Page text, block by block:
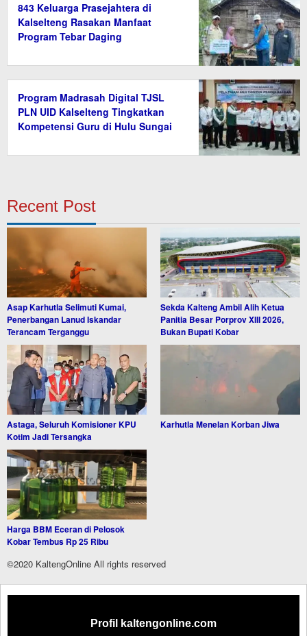
843 Keluarga Prasejahtera di
Kalselteng Rasakan Manfaat
Program Tebar Daging
Program Madrasah Digital TJSL
PLN UID Kalselteng Tingkatkan
Kompetensi Guru di Hulu Sungai
Recent Post
Asap Karhutla Selimuti Kumai,
Penerbangan Lanud Iskandar
Terancam Terganggu
Sekda Kalteng Ambil Alih Ketua
Panitia Besar Porprov XIII 2026,
Bukan Bupati Kobar
Astaga, Seluruh Komisioner KPU
Kotim Jadi Tersangka
Karhutla Menelan Korban Jiwa
Harga BBM Eceran di Pelosok
Kobar Tembus Rp 25 Ribu
©2020 KaltengOnline All rights reserved
Profil kaltengonline.com